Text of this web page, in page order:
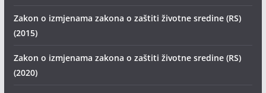
Zakon o izmjenama zakona o zaštiti životne sredine (RS)
(2015)
Zakon o izmjenama zakona o zaštiti životne sredine (RS)
(2020)